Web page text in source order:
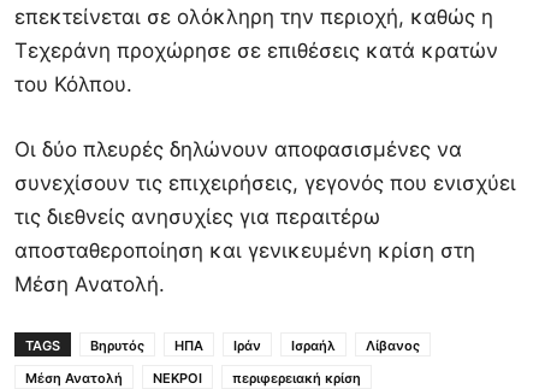
επεκτείνεται σε ολόκληρη την περιοχή, καθώς η
Τεχεράνη προχώρησε σε επιθέσεις κατά κρατών
του Κόλπου.
Οι δύο πλευρές δηλώνουν αποφασισμένες να
συνεχίσουν τις επιχειρήσεις, γεγονός που ενισχύει
τις διεθνείς ανησυχίες για περαιτέρω
αποσταθεροποίηση και γενικευμένη κρίση στη
Μέση Ανατολή.
TAGS Βηρυτός ΗΠΑ Ιράν Ισραήλ
Λίβανος
Μέση Ανατολή
ΝΕΚΡΟΙ
περιφερειακή κρίση